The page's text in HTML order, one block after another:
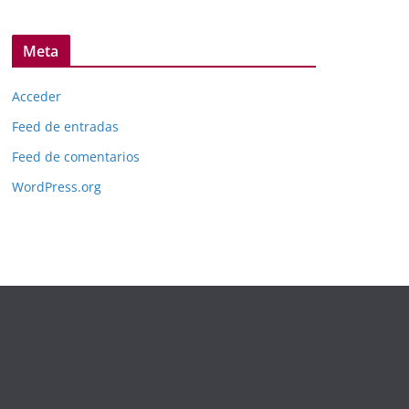
Meta
Acceder
Feed de entradas
Feed de comentarios
WordPress.org